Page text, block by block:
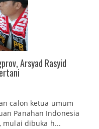
Arsyad Rasyid
calon ketua umum
Panahan Indonesia
mulai dibuka h...